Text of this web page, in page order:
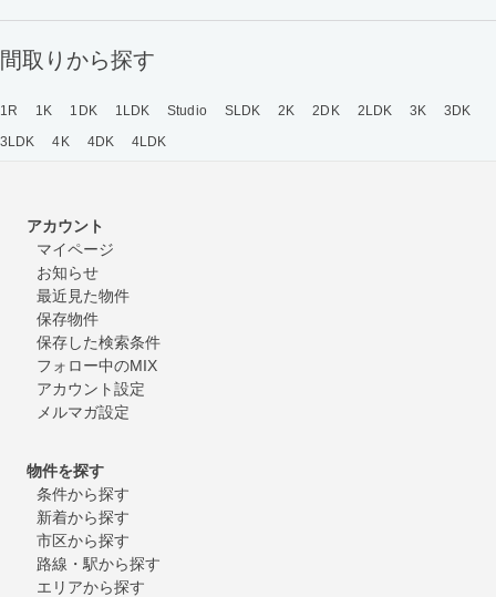
間取りから探す
1R 1K 1DK 1LDK Studio SLDK 2K 2DK 2LDK 3K
3DK
3LDK
4K 4DK 4LDK
アカウント
マイページ
お知らせ
最近見た物件
保存物件
保存した検索条件
フォロー中のMIX
アカウント設定
メルマガ設定
物件を探す
条件から探す
新着から探す
市区から探す
路線・駅から探す
エリアから探す